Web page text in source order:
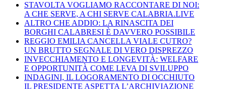
STAVOLTA VOGLIAMO RACCONTARE DI NOI:
A CHE SERVE, A CHI SERVE CALABRIA.LIVE
ALTRO CHE ADDIO: LA RINASCITA DEI
BORGHI CALABRESI È DAVVERO POSSIBILE
REGGIO EMILIA CANCELLA VIALE CUTRO?
UN BRUTTO SEGNALE DI VERO DISPREZZO
INVECCHIAMENTO E LONGEVITÀ: WELFARE
E OPPORTUNITÀ COME LEVA DI SVILUPPO
INDAGINI, IL LOGORAMENTO DI OCCHIUTO
IL PRESIDENTE ASPETTA L’ARCHIVIAZIONE